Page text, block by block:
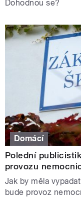
Dohodnou se?
Domácí
Polední
provozu
Jak by měla
bude provoz